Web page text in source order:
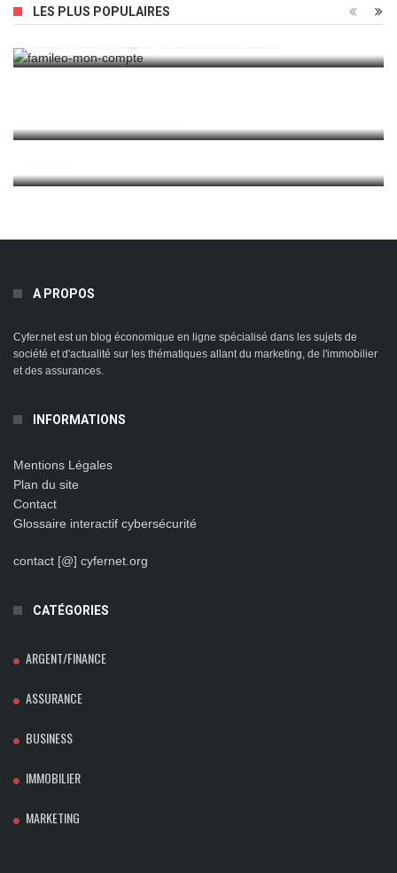
LES PLUS POPULAIRES
A PROPOS
Cyfer.net est un blog économique en ligne spécialisé dans les sujets de
société et d'actualité sur les thématiques allant du marketing, de l'immobilier
et des assurances.
INFORMATIONS
Mentions Légales
Plan du site
Contact
Glossaire interactif cybersécurité
contact [@] cyfernet.org
CATÉGORIES
ARGENT/FINANCE
ASSURANCE
BUSINESS
IMMOBILIER
MARKETING